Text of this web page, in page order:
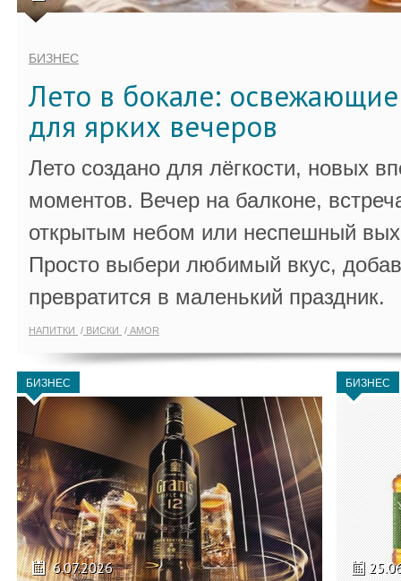
БИЗНЕС
Лето в бокале:
для ярких вечеров
Лето создано для лёгкости, новых
моментов. Вечер на балконе,
открытым небом или неспешный
Просто выбери любимый вкус,
превратится в маленький праздник.
НАПИТКИ ВИСКИ AMOR
БИЗНЕС
6.07.2026
БИЗНЕС